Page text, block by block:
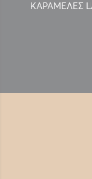
ΚΑΡΑΜΕΛΕΣ